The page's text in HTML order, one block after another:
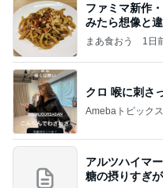
ファミマ新作
みたら想像と
話
まあ食おう 1日
クロ 喉に刺さ
Amebaトピックス
アルツハイマ
糖の摂りすぎ